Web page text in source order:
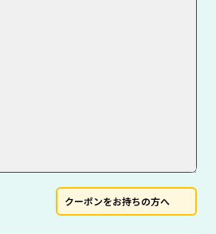
クーポンをお持ちの方へ